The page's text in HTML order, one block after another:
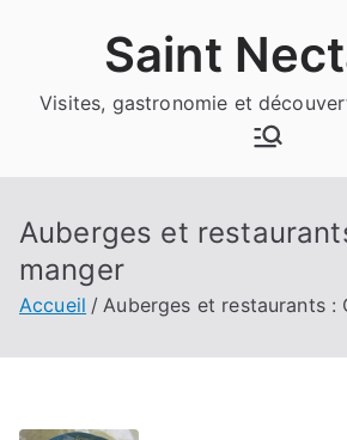
Saint
Visites, gastronomie et
Auberges et
manger
Accueil Auberges et restaurants :